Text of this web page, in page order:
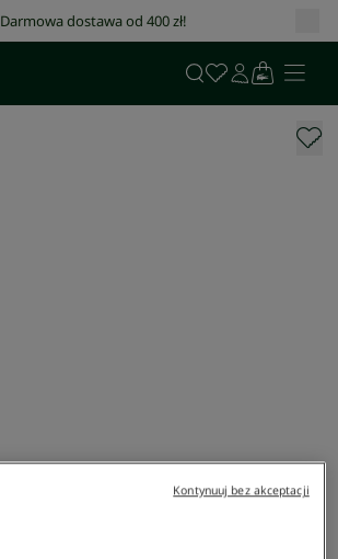
Darmowa dostawa od 400 zł!
Kontynuuj bez akceptacji